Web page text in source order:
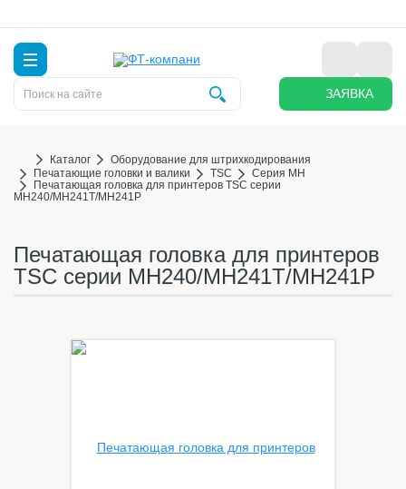
ЗАЯВКА
Каталог
Оборудование для штрихкодирования
Печатающие головки и валики
TSC
Серия MH
Печатающая головка для принтеров TSC серии
MH240/MH241T/MH241P
Печатающая головка для принтеров
TSC серии MH240/MH241T/MH241P